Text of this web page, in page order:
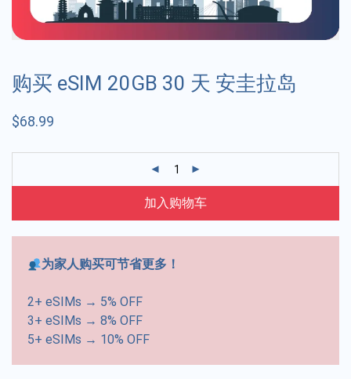
购买 eSIM 20GB 30 天 安圭拉岛
$68.99
加入购物车
为家人购买可节省更多！
2+ eSIMs → 5% OFF
3+ eSIMs → 8% OFF
5+ eSIMs → 10% OFF